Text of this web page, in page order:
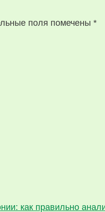
поля помечены *